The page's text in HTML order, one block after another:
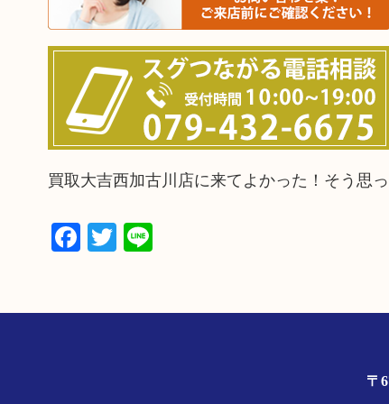
買取大吉西加古川店に来てよかった！そう思
Facebook
Twitter
Line
〒